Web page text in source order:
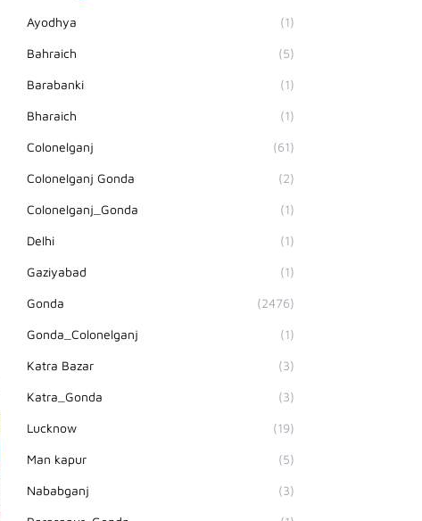
Ayodhya (1)
Bahraich (5)
Barabanki (1)
Bharaich (1)
Colonelganj (61)
Colonelganj Gonda (2)
Colonelganj_Gonda (1)
Delhi (1)
Gaziyabad (1)
Gonda (2476)
Gonda_Colonelganj (1)
Katra Bazar (3)
Katra_Gonda (3)
Lucknow (19)
Man kapur (5)
Nababganj (3)